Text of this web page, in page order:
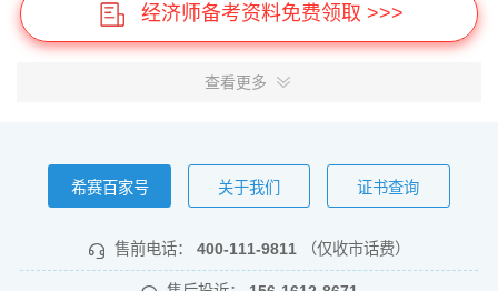
经济师备考资料免费领取 >>>
查看更多
希赛百家号 关于我们 证书查询
售前电话： 400-111-9811 （仅收市话费）